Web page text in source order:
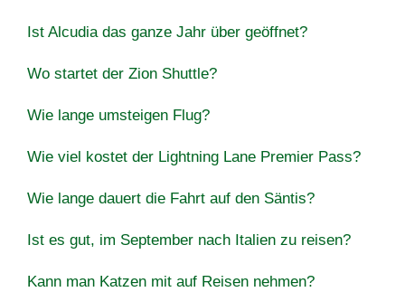
Ist Alcudia das ganze Jahr über geöffnet?
Wo startet der Zion Shuttle?
Wie lange umsteigen Flug?
Wie viel kostet der Lightning Lane Premier Pass?
Wie lange dauert die Fahrt auf den Säntis?
Ist es gut, im September nach Italien zu reisen?
Kann man Katzen mit auf Reisen nehmen?